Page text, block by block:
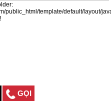
GỌI
public_html/template/default/layout/